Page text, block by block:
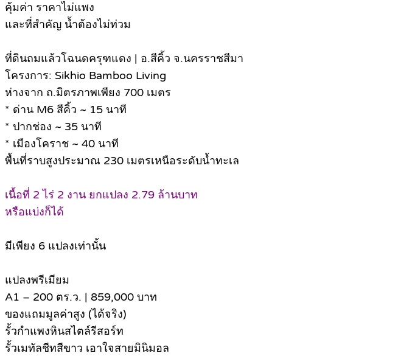
คุ้มค่า ราคาไม่แพง
และที่สำคัญ น้ำต้องไม่ท่วม
ที่ดินถมแล้วโฉนดครุฑแดง | อ.สีคิ้ว จ.นครราชสีมา
โครงการ: Sikhio Bamboo Living
ห่างจาก ถ.มิตรภาพเพียง 700 เมตร
* ด่าน M6 สีคิ้ว ~ 15 นาที
* ปากช่อง ~ 35 นาที
* เมืองโคราช ~ 40 นาที
พื้นที่ราบสูงประมาณ 230 เมตรเหนือระดับน้ำทะเล
เนื้อที่ 2 ไร่ 2 งาน ยกแปลง 2.79 ล้านบาท
หรือแบ่งก็ได้
มีเพียง 6 แปลงเท่านั้น
แปลงพรีเมียม
A1 – 200 ตร.ว. | 859,000 บาท
ของแถมมูลค่าสูง (ได้จริง)
รั้วกำแพงหินสไตล์รีสอร์ท
รั้วเมทัลชีทสีขาว เอาใจสายมินิมอล